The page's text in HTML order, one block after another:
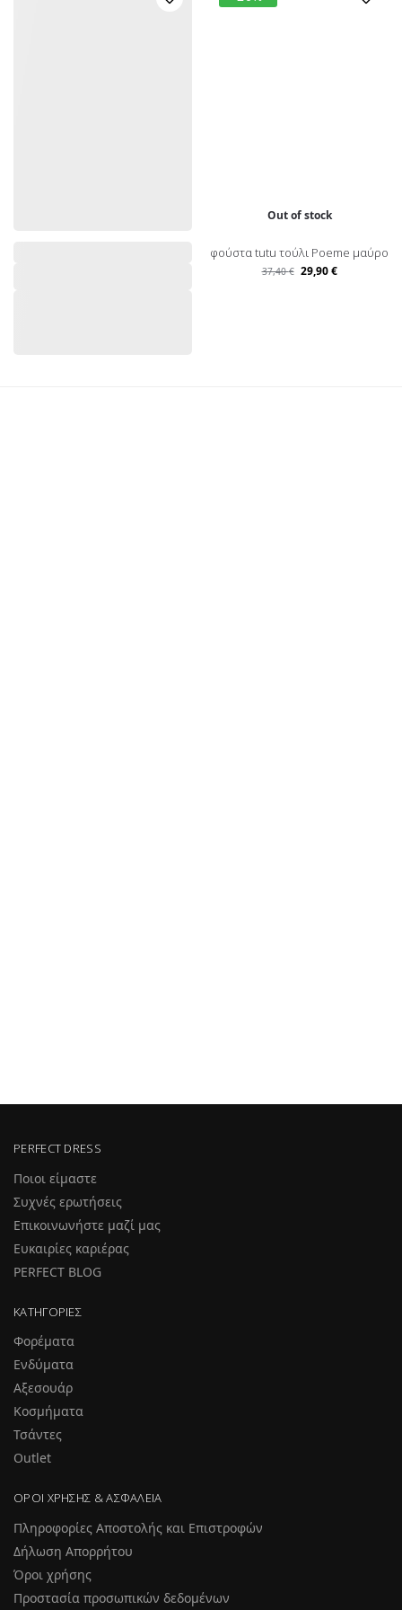
Out of stock
φούστα tutu τούλι Poeme μαύρο
37,40€ 29,90€
PERFECT DRESS
Ποιοι είμαστε
Συχνές ερωτήσεις
Επικοινωνήστε μαζί μας
Ευκαιρίες καριέρας
PERFECT BLOG
ΚΑΤΗΓΟΡΊΕΣ
Φορέματα
Ενδύματα
Αξεσουάρ
Κοσμήματα
Τσάντες
Outlet
ΌΡΟΙ ΧΡΉΣΗΣ & ΑΣΦΆΛΕΙΑ
Πληροφορίες Αποστολής και Επιστροφών
Δήλωση Απορρήτου
Όροι χρήσης
Προστασία προσωπικών δεδομένων